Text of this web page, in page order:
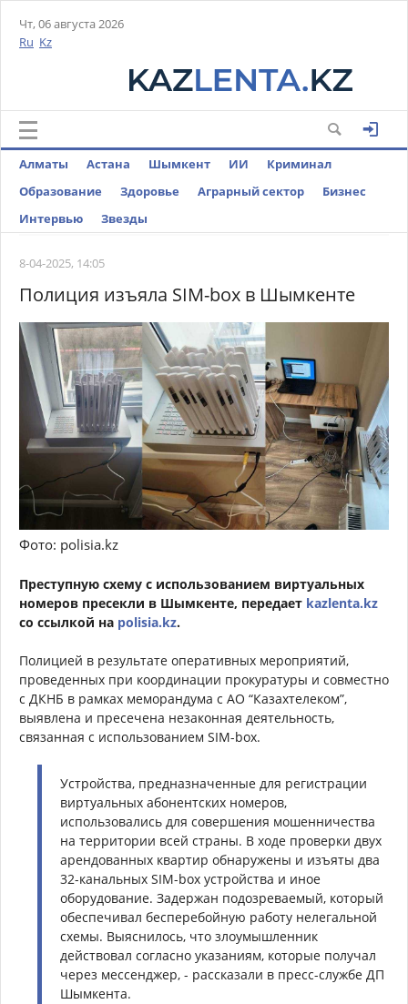
Чт, 06 августа 2026
Ru Kz
Алматы Астана Шымкент ИИ
Криминал
Образование
Здоровье Аграрный сектор
Бизнес
Интервью
Звезды
8-04-2025, 14:05
Полиция изъяла SIM-box в Шымкенте
Фото: polisia.kz
Преступную схему с использованием виртуальных
номеров пресекли в Шымкенте, передает kazlenta.kz
со ссылкой на polisia.kz.
Полицией в результате оперативных мероприятий,
проведенных при координации прокуратуры и совместно
с ДКНБ в рамках меморандума с АО “Казахтелеком”,
выявлена и пресечена незаконная деятельность,
связанная с использованием SIM-box.
Устройства, предназначенные для регистрации
виртуальных абонентских номеров,
использовались для совершения мошенничества
на территории всей страны. В ходе проверки двух
арендованных квартир обнаружены и изъяты два
32-канальных SIM-box устройства и иное
оборудование. Задержан подозреваемый, который
обеспечивал бесперебойную работу нелегальной
схемы. Выяснилось, что злоумышленник
действовал согласно указаниям, которые получал
через мессенджер, - рассказали в пресс-службе ДП
Шымкента.